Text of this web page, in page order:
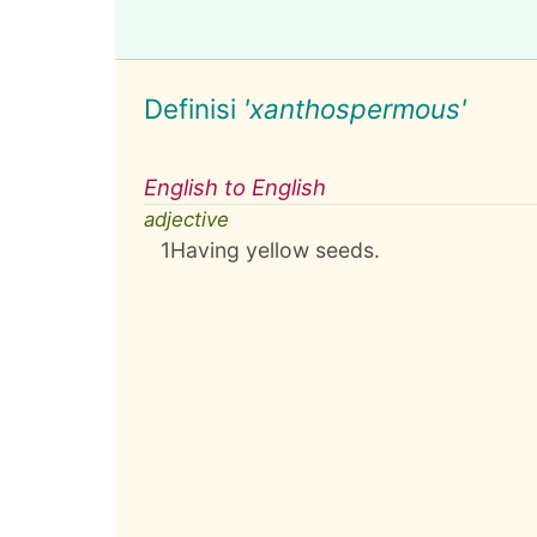
Definisi 'xanthospermous'
English to English
adjective
1Having yellow seeds.